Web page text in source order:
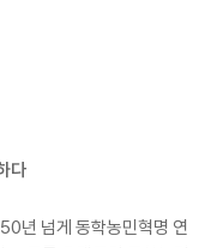
다
년 넘게 동학농민혁명 연